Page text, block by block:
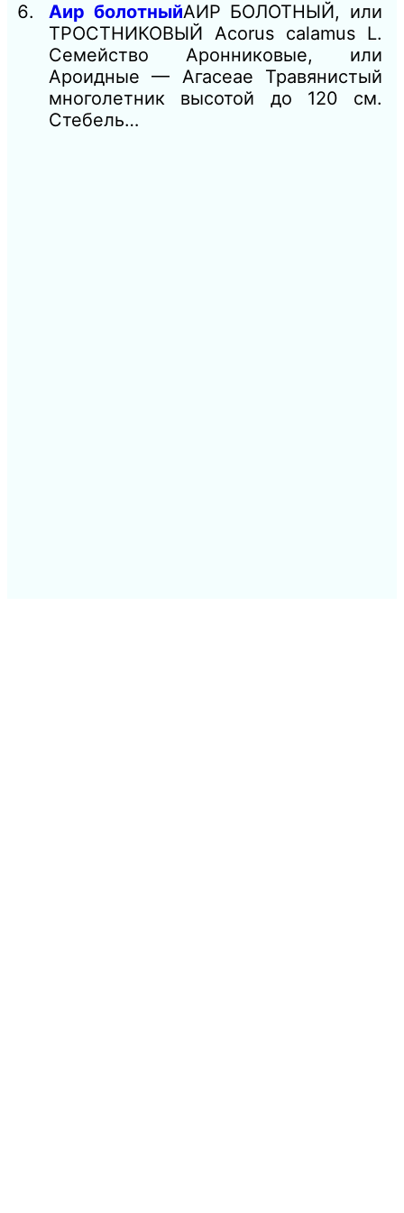
Аир болотныйАИР БОЛОТНЫЙ, или
ТРОСТНИКОВЫЙ Acorus calamus L.
Семейство Аронниковые, или
Ароидные — Агасеае Травянистый
многолетник высотой до 120 см.
Стебель…